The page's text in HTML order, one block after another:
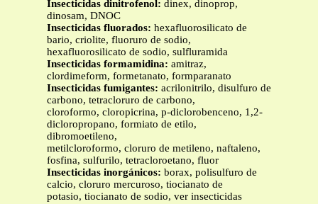
Insecticidas dinitrofenol: dinex, dinoprop,
dinosam, DNOC
Insecticidas fluorados: hexafluorosilicato de
bario, criolite, fluoruro de sodio,
hexafluorosilicato de sodio, sulfluramida
Insecticidas formamidina: amitraz,
clordimeform, formetanato, formparanato
Insecticidas fumigantes: acrilonitrilo, disulfuro de
carbono, tetracloruro de carbono,
cloroformo, cloropicrina, p-diclorobenceno, 1,2-
dicloropropano, formiato de etilo,
dibromoetileno,
metilcloroformo, cloruro de metileno, naftaleno,
fosfina, sulfurilo, tetracloroetano, fluor
Insecticidas inorgánicos: borax, polisulfuro de
calcio, cloruro mercuroso, tiocianato de
potasio, tiocianato de sodio, ver insecticidas